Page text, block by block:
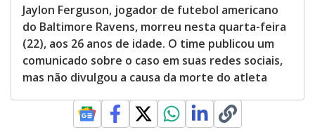
Jaylon Ferguson, jogador de futebol americano
do Baltimore Ravens, morreu nesta quarta-feira
(22), aos 26 anos de idade. O time publicou um
comunicado sobre o caso em suas redes sociais,
mas não divulgou a causa da morte do atleta